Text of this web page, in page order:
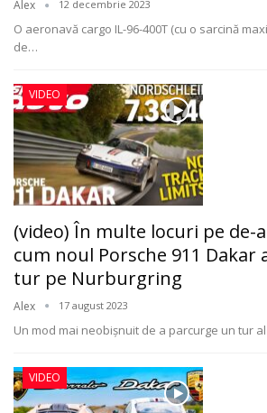
Alex 12 decembrie 2023
O aeronavă cargo IL-96-400T (cu o sarcină
de…
VIDEO
(video) În multe locuri pe de-
cum noul Porsche 911 Dakar
tur pe Nurburgring
Alex 17 august 2023
Un mod mai neobișnuit de a parcurge un tur
VIDEO